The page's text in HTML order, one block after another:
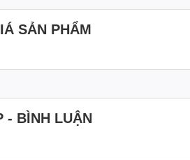
SẢN PHẨM
- BÌNH LUẬN